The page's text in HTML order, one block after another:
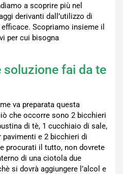
a scoprire più nel
derivanti dall’utilizzo di
Scopriamo insieme il
per cui bisogna
soluzione fai da te
va preparata questa
che occorre sono 2 bicchieri
di tè, 1 cucchiaio di sale,
e 2 bicchieri di
procurati il tutto, non dovrete
di una ciotola due
si dovrà aggiungere l’alcol e